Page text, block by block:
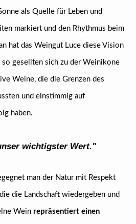
als Quelle für Leben und
markiert und den Rhythmus beim
hat das Weingut Luce diese Vision
gesellten sich zu der Weinikone
Weine, die die Grenzen des
und einstimmig auf
haben.
wichtigster Wert."
man der Natur mit Respekt
die Landschaft wiedergeben und
Wein repräsentiert einen